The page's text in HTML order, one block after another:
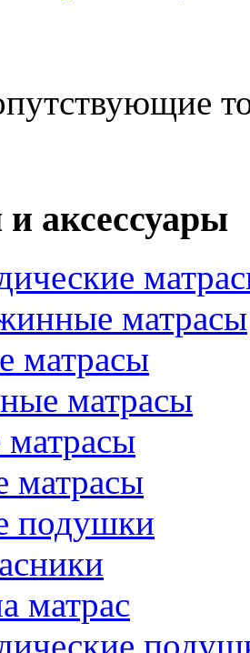
аксессуары
матрасы
матрасы
матрасы
матрасы
подушки
матрас